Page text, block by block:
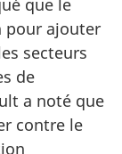
que le
pour ajouter
secteurs
de
a noté que
contre le